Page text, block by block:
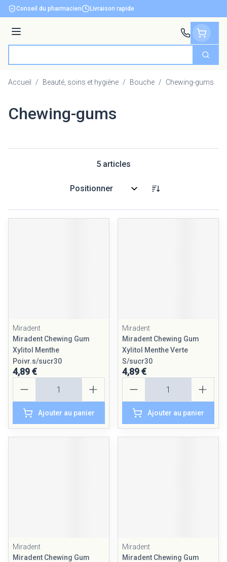
Aller au contenu
Conseil du pharmacien Livraison rapide
Menu
Accueil / Beauté, soins et hygiène / Bouche / Chewing-gums
Chewing-gums
5 articles
Trier par:
Miradent
Miradent Chewing Gum
Xylitol Menthe
Poivr.s/sucr30
4,89 €
Ajouter au panier
Miradent
Miradent Chewing Gum
Xylitol Menthe Verte
S/sucr30
4,89 €
Ajouter au panier
Miradent
Miradent Chewing Gum
Miradent
Miradent Chewing Gum